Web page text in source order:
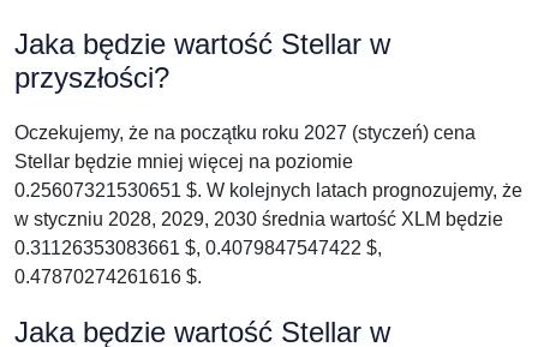
Jaka będzie wartość Stellar w
przyszłości?
Oczekujemy, że na początku roku 2027 (styczeń) cena
Stellar będzie mniej więcej na poziomie
0.25607321530651 $. W kolejnych latach prognozujemy, że
w styczniu 2028, 2029, 2030 średnia wartość XLM będzie
0.31126353083661 $, 0.4079847547422 $,
0.47870274261616 $.
Jaka będzie wartość Stellar w